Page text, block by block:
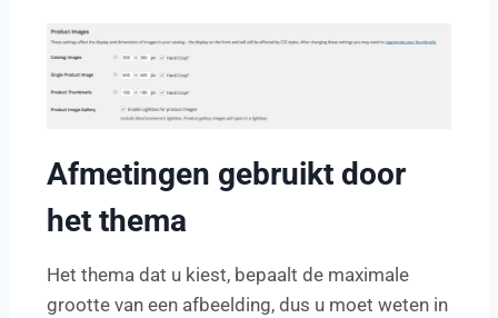
Afmetingen gebruikt door
het thema
Het thema dat u kiest, bepaalt de maximale
grootte van een afbeelding, dus u moet weten in